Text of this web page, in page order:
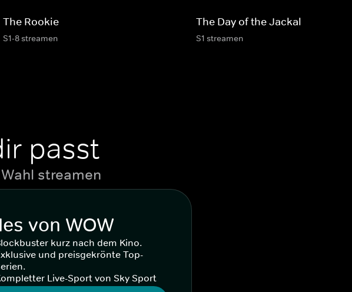
The Rookie
S1-8 streamen
The Day of the Jackal
S1 streamen
passt
streamen
von WOW
kurz nach dem Kino.
und preisgekrönte Top-
Live-Sport von Sky Sport